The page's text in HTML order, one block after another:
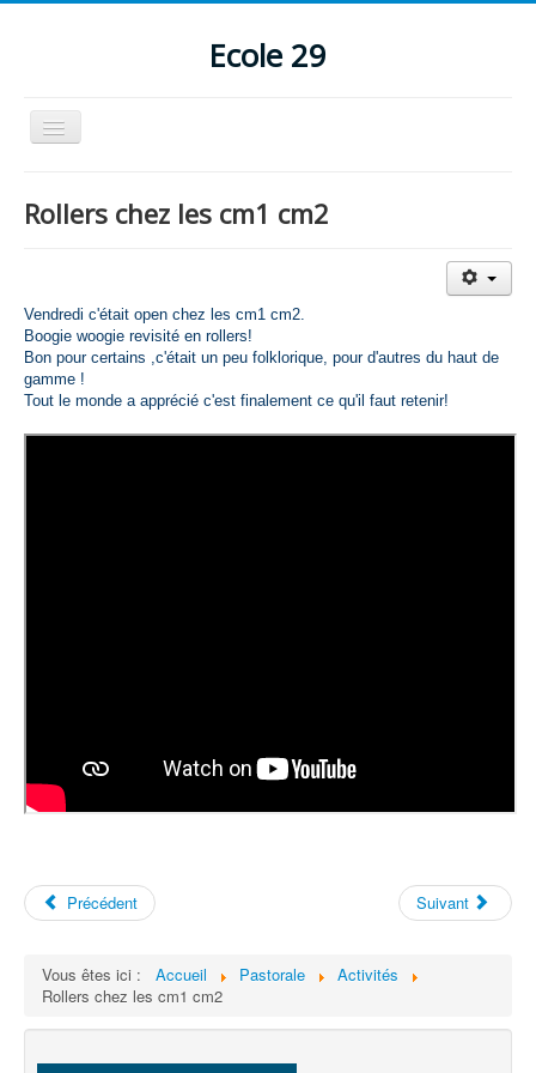
Ecole 29
Basculer
la
Pastorale
Humour/détente
Rollers chez les cm1 cm2
Vendredi c'était open chez les cm1 cm2.
Boogie woogie revisité en rollers!
Bon pour certains ,c'était un peu folklorique, pour d'autres du haut de
gamme !
Tout le monde a apprécié c'est finalement ce qu'il faut retenir!
Précédent Suivant
Vous êtes ici : Accueil Pastorale
Activités
Rollers chez les cm1 cm2